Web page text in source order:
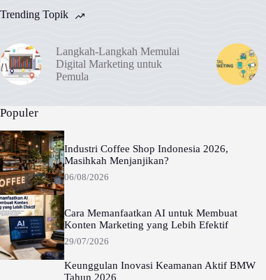
Trending Topik
Langkah-Langkah Memulai
Digital Marketing untuk
Pemula
Populer
Industri Coffee Shop Indonesia 2026,
Masihkah Menjanjikan?
06/08/2026
Cara Memanfaatkan AI untuk Membuat
Konten Marketing yang Lebih Efektif
29/07/2026
Keunggulan Inovasi Keamanan Aktif BMW
Tahun 2026